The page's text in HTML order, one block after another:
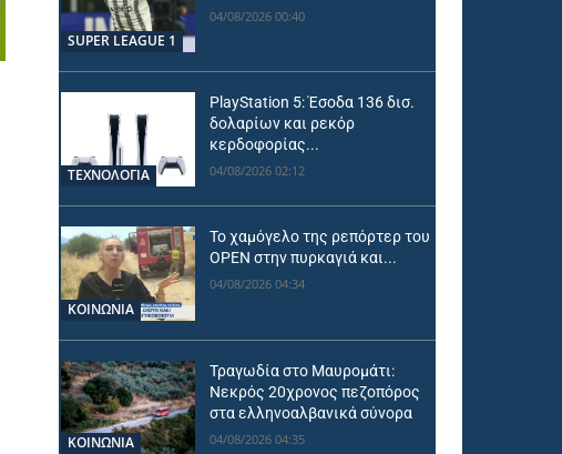
SUPER LEAGUE 1
04/08/2026 00:40
ΤΕΧΝΟΛΟΓΙΑ
PlayStation 5: Έσοδα 136 δισ.
δολαρίων και ρεκόρ
κερδοφορίας...
04/08/2026 02:12
ΚΟΙΝΩΝΙΑ
Το χαμόγελο της ρεπόρτερ του
OPEN στην πυρκαγιά και...
04/08/2026 04:34
ΚΟΙΝΩΝΙΑ
Τραγωδία στο Μαυρομάτι:
Νεκρός 20χρονος πεζοπόρος
στα ελληνοαλβανικά σύνορα
04/08/2026 04:35